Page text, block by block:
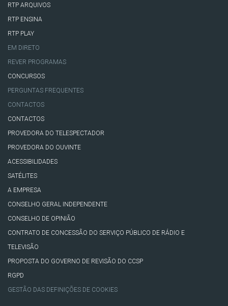
RTP ARQUIVOS
RTP ENSINA
RTP PLAY
EM DIRETO
REVER PROGRAMAS
CONCURSOS
PERGUNTAS FREQUENTES
CONTACTOS
CONTACTOS
PROVEDORA DO TELESPECTADOR
PROVEDORA DO OUVINTE
ACESSIBILIDADES
SATÉLITES
A EMPRESA
CONSELHO GERAL INDEPENDENTE
CONSELHO DE OPINIÃO
CONTRATO DE CONCESSÃO DO SERVIÇO PÚBLICO DE RÁDIO E
TELEVISÃO
PROPOSTA DO GOVERNO DE REVISÃO DO CCSP
RGPD
GESTÃO DAS DEFINIÇÕES DE COOKIES